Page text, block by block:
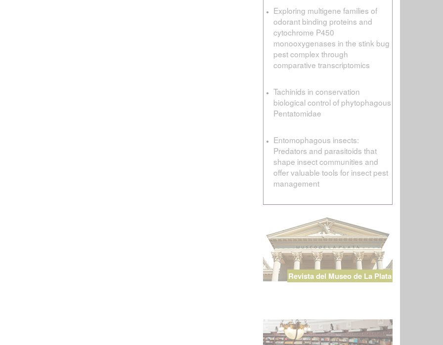
Exploring multigene families of
odorant binding proteins and
cytochrome P450
monooxygenases in the stink bug
pest complex through
comparative transcriptomics
Tachinids in conservation
biological control of phytophagous
Pentatomidae
Entomophagous insects:
Predators and parasitoids that
shape insect communities and
offer valuable tools for insect pest
management
Revista del Museo de La Plata